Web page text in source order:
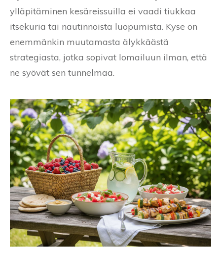
ylläpitäminen kesäreissuilla ei vaadi tiukkaa
itsekuria tai nautinnoista luopumista. Kyse on
enemmänkin muutamasta älykkäästä
strategiasta, jotka sopivat lomailuun ilman, että
ne syövät sen tunnelmaa.